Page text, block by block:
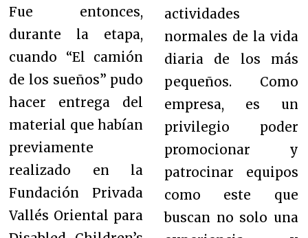
Fue entonces,
durante la etapa,
cuando “El camión
de los sueños” pudo
hacer entrega del
material que habían
previamente
realizado en la
Fundación Privada
Vallés Oriental para
actividades
normales de la vida
diaria de los más
pequeños. Como
empresa, es un
privilegio poder
promocionar y
patrocinar equipos
como este que
buscan no solo una